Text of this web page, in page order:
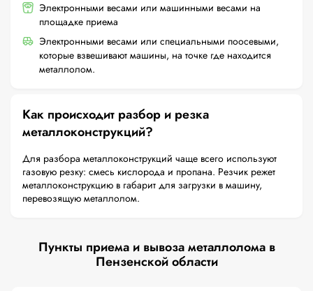
Электронными весами или машинными весами на
площадке приема
Электронными весами или специальными поосевыми,
которые взвешивают машины, на точке где находится
металлолом.
Как происходит разбор и резка
металлоконструкций?
Для разбора металлоконструкций чаще всего используют
газовую резку: смесь кислорода и пропана. Резчик режет
металлоконструкцию в габарит для загрузки в машину,
перевозящую металлолом.
Пункты приема и вывоза металлолома в
Пензенской области